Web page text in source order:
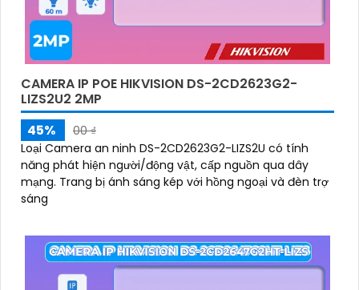
CAMERA IP POE HIKVISION DS-2CD2623G2-
LIZS2U2 2MP
45%
00 ₫
Loại Camera an ninh DS-2CD2623G2-LIZS2U có tính
năng phát hiện người/động vật, cấp nguồn qua dây
mạng. Trang bị ánh sáng kép với hồng ngoại và đèn trợ
sáng